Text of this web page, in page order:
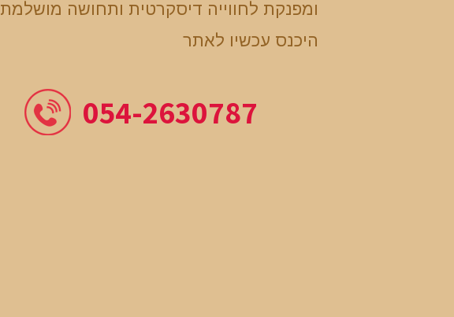
ומפנקת לחווייה דיסקרטית ותחושה מושלמת
היכנס עכשיו לאתר
054-2630787